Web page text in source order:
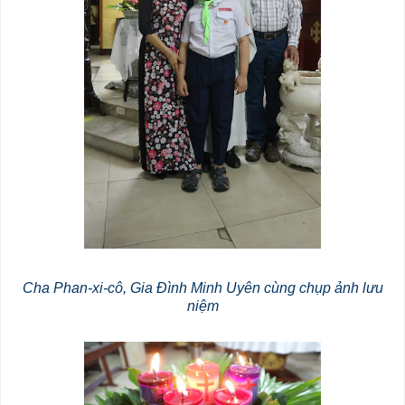
Cha Phan-xi-cô, Gia Đình Minh Uyên cùng chụp ảnh lưu
niệm